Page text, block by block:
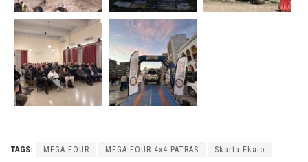
TAGS: MEGA FOUR MEGA FOUR 4x4 PATRAS Skarta Ekato